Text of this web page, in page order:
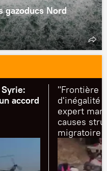
gazoducs Nord
accord
"Frontière
d'inégalité
expert
causes
migratoire